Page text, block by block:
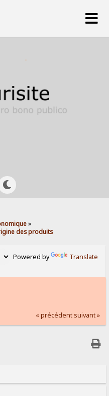
»
des produits
Powered by Translate
« précédent suivant »